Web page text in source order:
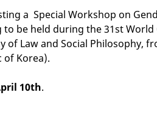
a Special Workshop on
to be held during the 31st
Law and Social Philosophy,
of Korea).
10th.